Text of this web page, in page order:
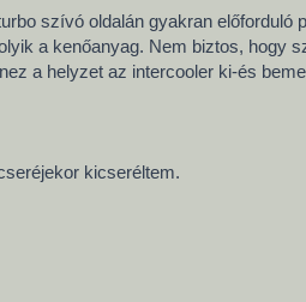
szívó oldalán gyakran előforduló
a kenőanyag. Nem biztos, hogy
a helyzet az intercooler ki-és
kicseréltem.